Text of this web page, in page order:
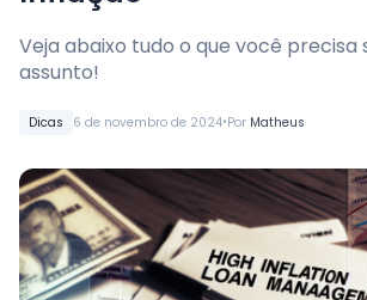
Dicas 6 de novembro de 2024•Por Matheus
Veja abaixo tudo o que você precisa
assunto!